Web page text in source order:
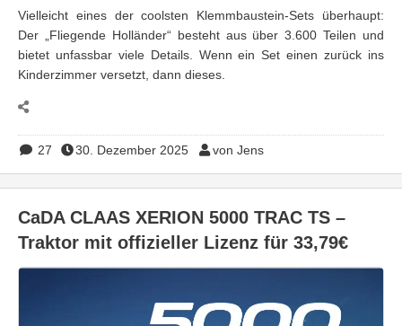
Vielleicht eines der coolsten Klemmbaustein-Sets überhaupt:
Der „Fliegende Holländer“ besteht aus über 3.600 Teilen und
bietet unfassbar viele Details. Wenn ein Set einen zurück ins
Kinderzimmer versetzt, dann dieses.
27 30. Dezember 2025 von Jens
CaDA CLAAS XERION 5000 TRAC TS –
Traktor mit offizieller Lizenz für 33,79€